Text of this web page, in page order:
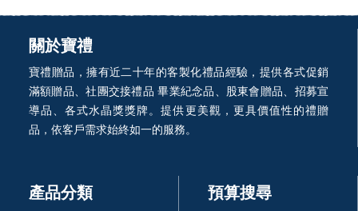
關於寶禮
寶禮贈品，擁有近二十年的客製化禮品經驗，提供各式促銷
滿額贈品、社團交接禮品 畢業紀念品、股東會贈品、招募宣
導品、各式水晶獎獎牌。提供更美觀，更具價值性的禮贈
品，依客戶需求始終如一的服務。
產品分類 預算搜尋